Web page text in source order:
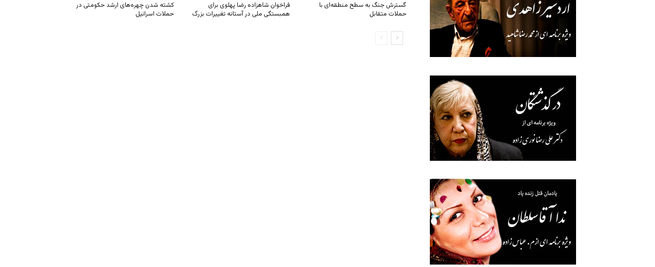
کشته شدن چهره‌های ارشد حکومتی در
حملات اسرائیل
فراخوان شاهزاده رضا پهلوی برای
همبستگی ملی در آستانه تغییرات بزرگ
گسترش جنگ به سطح منطقه‌ای با
حملات متقابل